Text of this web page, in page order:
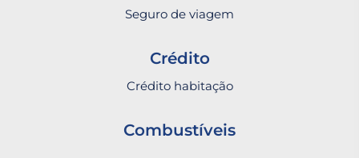
Seguro de viagem
Crédito
Crédito habitação
Combustíveis